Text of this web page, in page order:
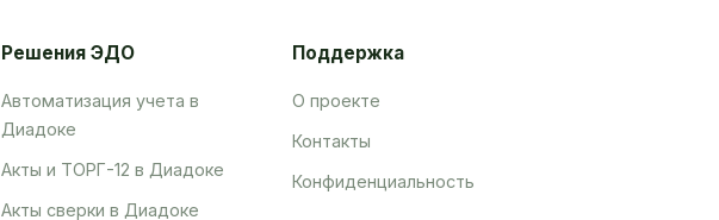
Решения ЭДО
Автоматизация учета в
Диадоке
Акты и ТОРГ-12 в Диадоке
Акты сверки в Диадоке
Поддержка
О проекте
Контакты
Конфиденциальность